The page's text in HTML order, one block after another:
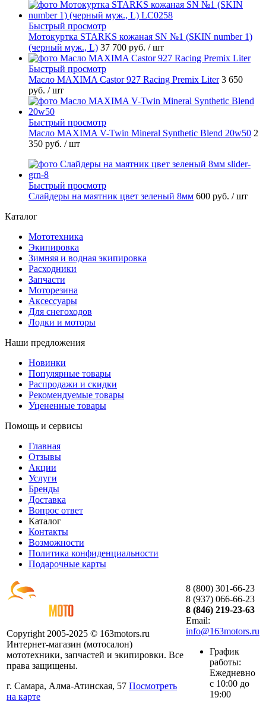
Быстрый просмотр
Мотокуртка STARKS кожаная SN №1 (SKIN number 1)
(черный муж., L) 37 700 руб. / шт
Быстрый просмотр
Масло MAXIMA Castor 927 Racing Premix Liter 3 650
руб. / шт
Быстрый просмотр
Масло MAXIMA V-Twin Mineral Synthetic Blend 20w50 2
350 руб. / шт
Быстрый просмотр
Слайдеры на маятник цвет зеленый 8мм 600 руб. / шт
Каталог
Мототехника
Экипировка
Зимняя и водная экипировка
Расходники
Запчасти
Моторезина
Аксессуары
Для снегоходов
Лодки и моторы
Наши предложения
Новинки
Популярные товары
Распродажи и скидки
Рекомендуемые товары
Уцененные товары
Помощь и сервисы
Главная
Отзывы
Акции
Услуги
Бренды
Доставка
Вопрос ответ
Каталог
Контакты
Возможности
Политика конфиденциальности
Подарочные карты
Copyright 2005-2025 © 163motors.ru
Интернет-магазин (мотосалон)
мототехники, запчастей и экипировки. Все
права защищены.
г. Самара, Алма-Атинская, 57 Посмотреть
на карте
8 (800) 301-66-23
8 (937) 066-66-23
8 (846) 219-23-63
Email:
info@163motors.ru
График
работы:
Ежедневно
с 10:00 до
19:00